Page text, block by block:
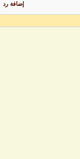
إضافة رد